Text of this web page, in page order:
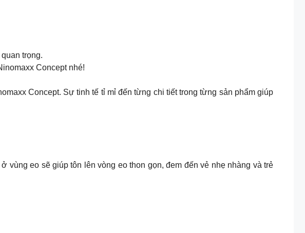
trọng.
Concept nhé!
Concept. Sự tinh tế tỉ mỉ đến từng chi tiết trong từng sản phẩm giúp
vùng eo sẽ giúp tôn lên vòng eo thon gọn, đem đến vẻ nhẹ nhàng và trẻ